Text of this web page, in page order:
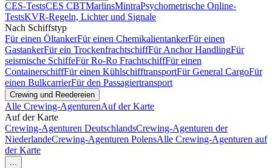
CES-TestsCES CBTMarlinsMintraPsychometrische Online-
TestsKVR-Regeln, Lichter und Signale
Nach Schiffstyp
Für einen ÖltankerFür einen ChemikalientankerFür einen
GastankerFür ein TrockenfrachtschiffFür Anchor HandlingFür
seismische SchiffeFür Ro-Ro FrachtschiffFür einen
ContainerschiffFür einen KühlschifftransportFür General CargoFür
einen BulkcarrierFür den Passagiertransport
Crewing und Reedereien
Alle Crewing-AgenturenAuf der Karte
Auf der Karte
Crewing-Agenturen DeutschlandsCrewing-Agenturen der
NiederlandeCrewing-Agenturen PolensAlle Crewing-Agenturen auf
der Karte
...